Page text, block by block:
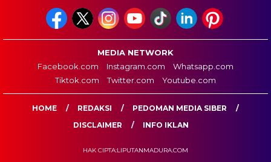
MEDIA NETWORK
Facebook.com
Instagram.com
Whatsapp.com
Tiktok.com
Twitter.com Youtube.com
HOME REDAKSI
PEDOMAN MEDIA SIBER
DISCLAIMER
INFO IKLAN
HAK CIPTA:LIPUTANMADURA.COM